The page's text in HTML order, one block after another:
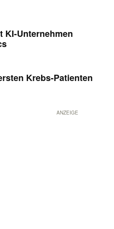
KI-Unternehmen
Krebs-Patienten
ANZEIGE